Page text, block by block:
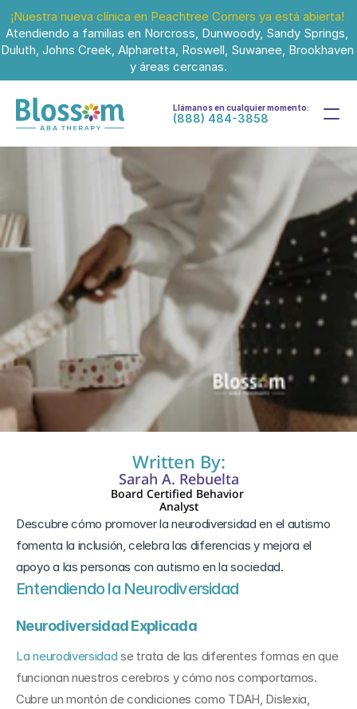
¡Nuestra nueva clínica en Peachtree Corners ya está abierta!
Atendiendo a familias en Norcross, Dunwoody, Sandy Springs,
Duluth, Johns Creek, Alpharetta, Roswell, Suwanee, Brookhaven
y áreas cercanas.
Llámanos en cualquier momento:
(888) 484-3858
23 mar 2025
Written By:
Sarah A. Rebuelta
Board Certified Behavior
Analyst
Descubre cómo promover la neurodiversidad en el autismo
fomenta la inclusión, celebra las diferencias y mejora el
apoyo a las personas con autismo en la sociedad.
Entendiendo la Neurodiversidad
Neurodiversidad Explicada
La neurodiversidad se trata de las diferentes formas en que
funcionan nuestros cerebros y cómo nos comportamos.
Cubre un montón de condiciones como TDAH, Dislexia,